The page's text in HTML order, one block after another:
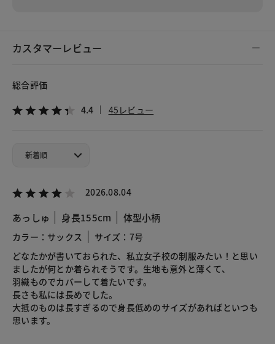
カスタマーレビュー
総合評価
4.4 45レビュー
2026.08.04
あっしゅ 身長155cm 体型小柄
カラー：サックス
サイズ：7号
どなたかが書いておられた、私立女子校の制服みたい！と思い
ましたが何とか着られそうです。生地も意外と薄くて、
羽織ものでカバーして着たいです。
長さも私には長めでした。
大抵のものは長すぎるので身長低めのサイズがあればといつも
思います。